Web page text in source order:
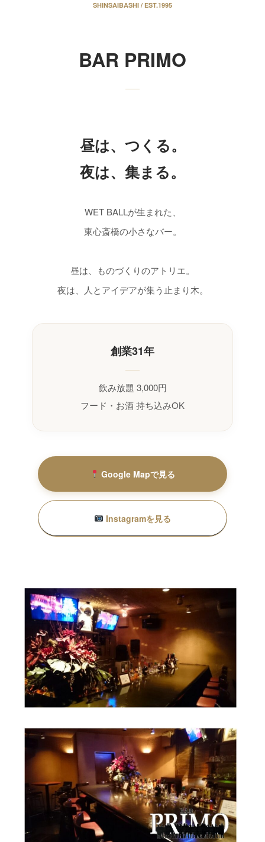
SHINSAIBASHI / EST.1995
BAR PRIMO
昼は、つくる。
夜は、集まる。
WET BALLが生まれた、
東心斎橋の小さなバー。
昼は、ものづくりのアトリエ。
夜は、人とアイデアが集う止まり木。
創業31年
飲み放題 3,000円
フード・お酒 持ち込みOK
Google Mapで見る
Instagramを見る